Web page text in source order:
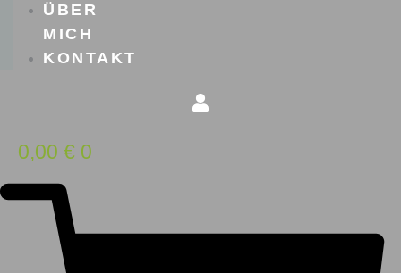
ÜBER
MICH
KONTAKT
0,00 € 0